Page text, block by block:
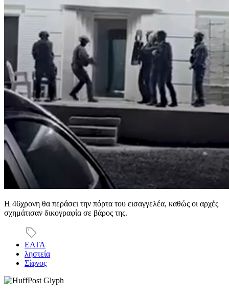
Η 46χρονη θα περάσει την πόρτα του εισαγγελέα, καθώς οι αρχές
σχημάτισαν δικογραφία σε βάρος της.
ΕΛΤΑ
ληστεία
Σίφνος